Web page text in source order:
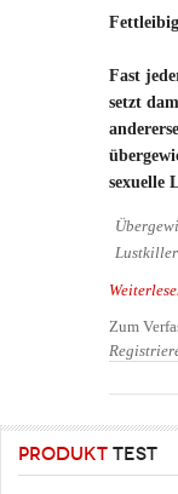
Fast
setzt
sexuelle
Lustkiller
Zum
PRODUKT TEST